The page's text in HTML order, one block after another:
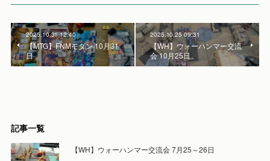
2025.10.31 12:40
【MTG】FNMモダン 10月31
日
2025.10.25 09:31
【WH】ウォーハンマー交流
会 10月25日
記事一覧
【WH】ウォーハンマー交流会 7月25～26日